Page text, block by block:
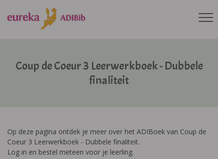
Coup de Coeur 3 Leerwerkboek - Dubbele
finaliteit
Op deze pagina ontdek je meer over het ADIBoek van Coup de
Coeur 3 Leerwerkboek - Dubbele finaliteit.
Log in en bestel meteen voor je leerling.